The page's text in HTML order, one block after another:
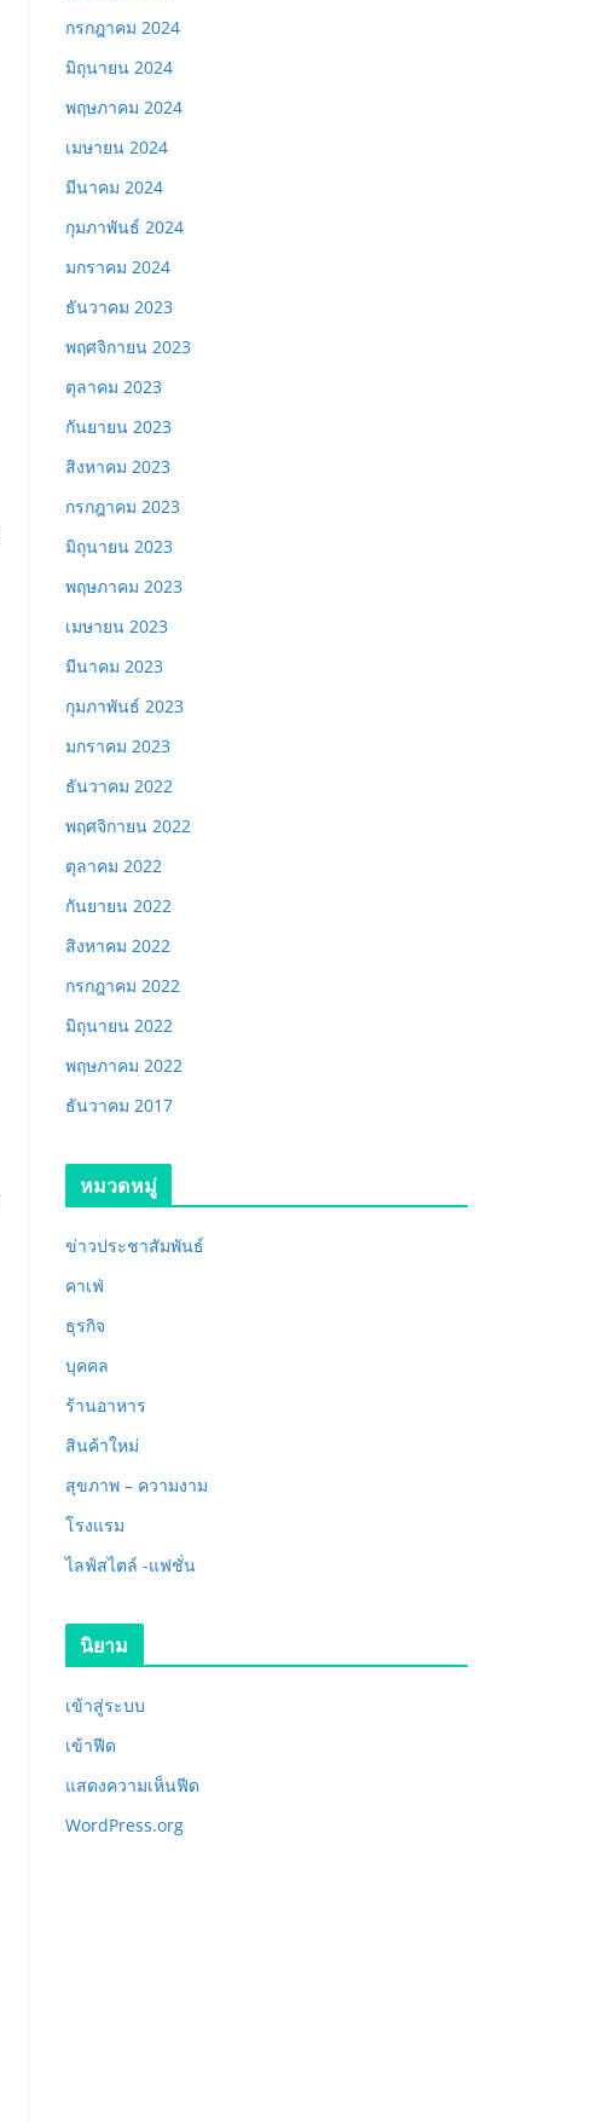
กรกฎาคม 2024
มิถุนายน 2024
พฤษภาคม 2024
เมษายน 2024
มีนาคม 2024
กุมภาพันธ์ 2024
มกราคม 2024
ธันวาคม 2023
พฤศจิกายน 2023
ตุลาคม 2023
กันยายน 2023
สิงหาคม 2023
กรกฎาคม 2023
มิถุนายน 2023
พฤษภาคม 2023
เมษายน 2023
มีนาคม 2023
กุมภาพันธ์ 2023
มกราคม 2023
ธันวาคม 2022
พฤศจิกายน 2022
ตุลาคม 2022
กันยายน 2022
สิงหาคม 2022
กรกฎาคม 2022
มิถุนายน 2022
พฤษภาคม 2022
ธันวาคม 2017
หมวดหมู่
ข่าวประชาสัมพันธ์
คาเฟ่
ธุรกิจ
บุคคล
ร้านอาหาร
สินค้าใหม่
สุขภาพ – ความงาม
โรงแรม
ไลฟ์สไตล์ -แฟชั่น
นิยาม
เข้าสู่ระบบ
เข้าฟีด
แสดงความเห็นฟีด
WordPress.org